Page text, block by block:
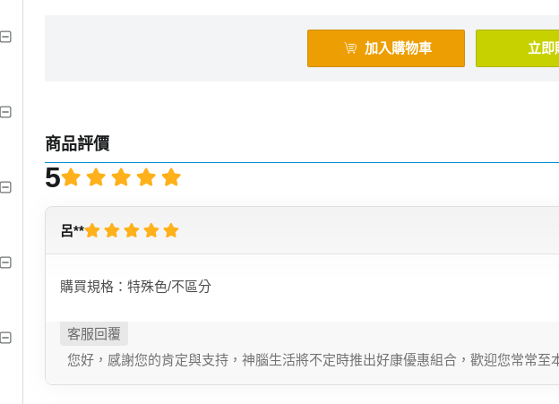
加入購物車 立即
商品評價
5
呂**
購買規格：特殊色/不區分
您好，感謝您的肯定與支持，神腦生活將不定時推出好康優惠組合，歡迎您常常至